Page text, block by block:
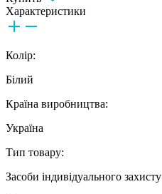
Характеристики
Колір:
Білий
Країна виробництва:
Україна
Тип товару:
Засоби індивідуального захисту